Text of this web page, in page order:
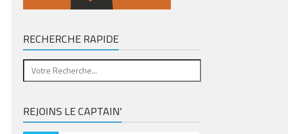
RECHERCHE RAPIDE
REJOINS LE CAPTAIN'